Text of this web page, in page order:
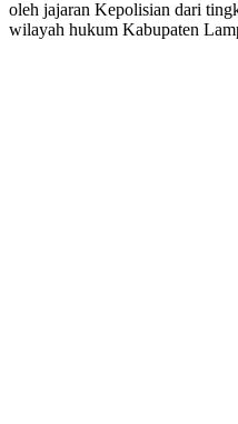
oleh jajaran Kepolisian dari
wilayah hukum Kabupaten